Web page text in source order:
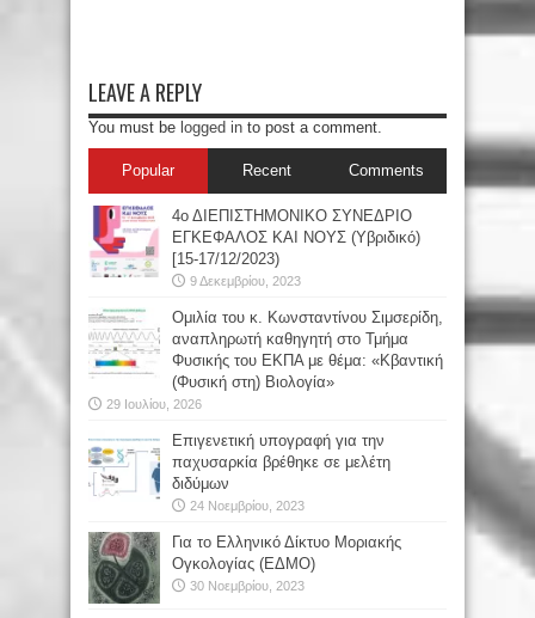
LEAVE A REPLY
You must be logged in to post a comment.
Popular Recent Comments
4ο ΔΙΕΠΙΣΤΗΜΟΝΙΚΟ ΣΥΝΕΔΡΙΟ
ΕΓΚΕΦΑΛΟΣ ΚΑΙ ΝΟΥΣ (Υβριδικό)
[15-17/12/2023)
9 Δεκεμβρίου, 2023
Oμιλία του κ. Κωνσταντίνου Σιμσερίδη,
αναπληρωτή καθηγητή στο Τμήμα
Φυσικής του ΕΚΠΑ με θέμα: «Κβαντική
(Φυσική στη) Βιολογία»
29 Ιουλίου, 2026
Επιγενετική υπογραφή για την
παχυσαρκία βρέθηκε σε μελέτη
διδύμων
24 Νοεμβρίου, 2023
Για το Ελληνικό Δίκτυο Μοριακής
Ογκολογίας (ΕΔΜΟ)
30 Νοεμβρίου, 2023